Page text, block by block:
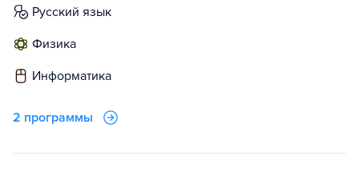
русский язык
физика
информатика
2 программы